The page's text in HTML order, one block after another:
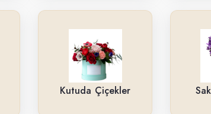
Kutuda Çiçekler